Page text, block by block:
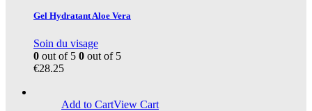
Gel Hydratant Aloe Vera
Soin du visage
0 out of 5 0 out of 5
€28.25
Add to CartView Cart